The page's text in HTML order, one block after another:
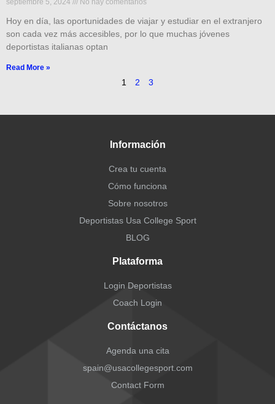
septiembre 5, 2024 No hay comentarios
Hoy en día, las oportunidades de viajar y estudiar en el extranjero
son cada vez más accesibles, por lo que muchas jóvenes
deportistas italianas optan
Read More »
1 2 3
Información
Crea tu cuenta
Cómo funciona
Sobre nosotros
Deportistas Usa College Sport
BLOG
Plataforma
Login Deportistas
Coach Login
Contáctanos
Agenda una cita
spain@usacollegesport.com
Contact Form